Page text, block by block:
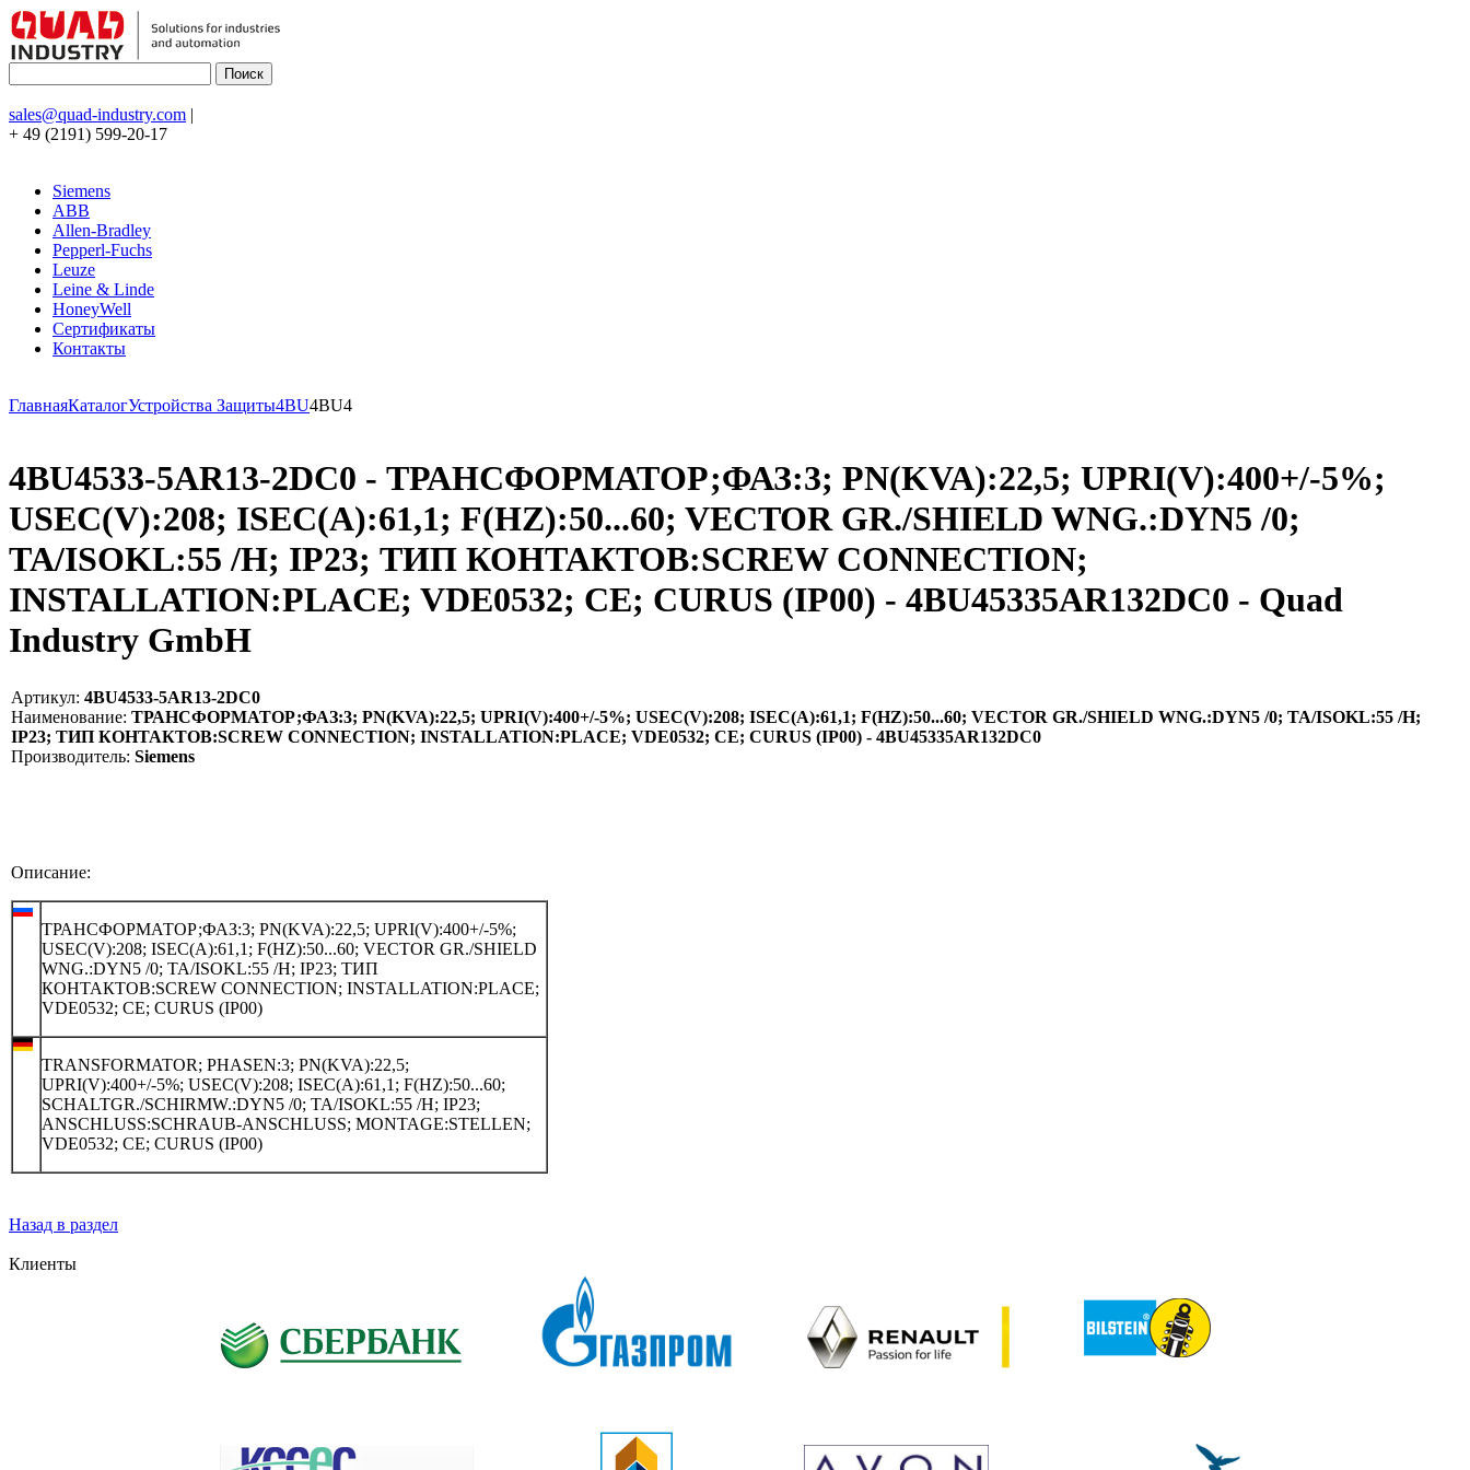
sales@quad-industry.com |
+ 49 (2191) 599-20-17
Siemens
ABB
Allen-Bradley
Pepperl-Fuchs
Leuze
Leine & Linde
HoneyWell
Сертификаты
Контакты
ГлавнаяКаталогУстройства Защиты4BU4BU4
4BU4533-5AR13-2DC0 - ТРАНСФОРМАТОР;ФАЗ:3; PN(KVA):22,5; UPRI(V):400+/-5%;
USEC(V):208; ISEC(A):61,1; F(HZ):50...60; VECTOR GR./SHIELD WNG.:DYN5 /0;
TA/ISOKL:55 /H; IP23; ТИП КОНТАКТОВ:SCREW CONNECTION;
INSTALLATION:PLACE; VDE0532; CE; CURUS (IP00) - 4BU45335AR132DC0 - Quad
Industry GmbH
Артикул: 4BU4533-5AR13-2DC0
Наименование: ТРАНСФОРМАТОР;ФАЗ:3; PN(KVA):22,5; UPRI(V):400+/-5%; USEC(V):208; ISEC(A):61,1; F(HZ):50...60; VECTOR GR./SHIELD WNG.:DYN5 /0; TA/ISOKL:55 /H;
IP23; ТИП КОНТАКТОВ:SCREW CONNECTION; INSTALLATION:PLACE; VDE0532; CE; CURUS (IP00) - 4BU45335AR132DC0
Производитель: Siemens
Описание:
ТРАНСФОРМАТОР;ФАЗ:3; PN(KVA):22,5; UPRI(V):400+/-5%;
USEC(V):208; ISEC(A):61,1; F(HZ):50...60; VECTOR GR./SHIELD
WNG.:DYN5 /0; TA/ISOKL:55 /H; IP23; ТИП
КОНТАКТОВ:SCREW CONNECTION; INSTALLATION:PLACE;
VDE0532; CE; CURUS (IP00)
TRANSFORMATOR; PHASEN:3; PN(KVA):22,5;
UPRI(V):400+/-5%; USEC(V):208; ISEC(A):61,1; F(HZ):50...60;
SCHALTGR./SCHIRMW.:DYN5 /0; TA/ISOKL:55 /H; IP23;
ANSCHLUSS:SCHRAUB-ANSCHLUSS; MONTAGE:STELLEN;
VDE0532; CE; CURUS (IP00)
Назад в раздел
Клиенты